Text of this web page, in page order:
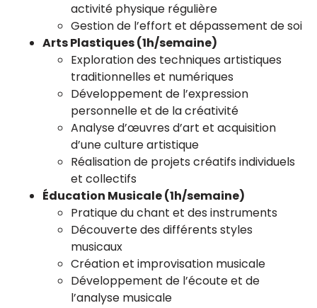
activité physique régulière
Gestion de l’effort et dépassement de soi
Arts Plastiques (1h/semaine)
Exploration des techniques artistiques
traditionnelles et numériques
Développement de l’expression
personnelle et de la créativité
Analyse d’œuvres d’art et acquisition
d’une culture artistique
Réalisation de projets créatifs individuels
et collectifs
Éducation Musicale (1h/semaine)
Pratique du chant et des instruments
Découverte des différents styles
musicaux
Création et improvisation musicale
Développement de l’écoute et de
l’analyse musicale